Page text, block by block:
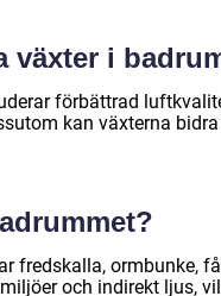
växter i
förbättrad
kan växterna
fredskalla, ormbunke,
och indirekt ljus,